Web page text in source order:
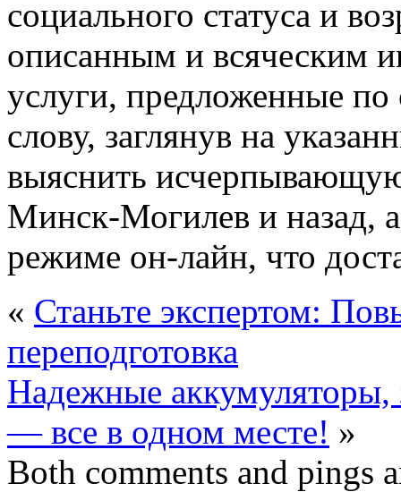
социального статуса и
описанным и всяческим
услуги, предложенные
слову, заглянув на
выяснить
Минск-Могилев и назад,
режиме он-лайн, что
« Станьте экспертом:
переподготовка
Надежные аккумуляторы,
— все в одном месте! »
Both comments and pings